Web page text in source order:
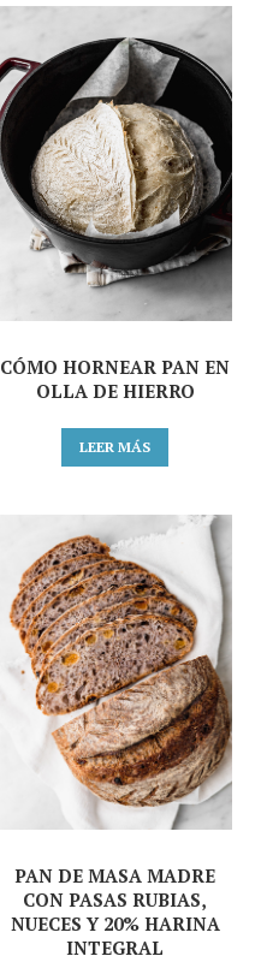
CÓMO HORNEAR PAN EN
OLLA DE HIERRO
LEER MÁS
PAN DE MASA MADRE
CON PASAS RUBIAS,
NUECES Y 20% HARINA
INTEGRAL